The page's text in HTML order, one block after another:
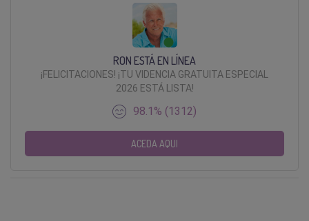
RON ESTÁ EN LÍNEA
¡FELICITACIONES! ¡TU VIDENCIA GRATUITA ESPECIAL
2026 ESTÁ LISTA!
98.1% (1312)
ACEDA AQUI